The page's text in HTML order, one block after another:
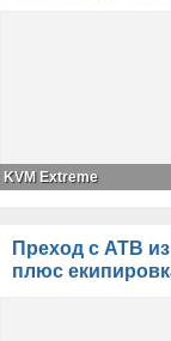
KVM Extreme
Преход с АТВ
плюс